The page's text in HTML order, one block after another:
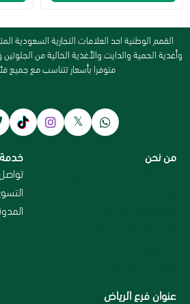
القمم الوطنية احد العلامات التجارية السعودية
وأغذية الحمية والدايت والأغذية الخالية من
متوفرا بأسعار تتناسب مع جميع
من نحن خدمة
عنوان فرع الرياض